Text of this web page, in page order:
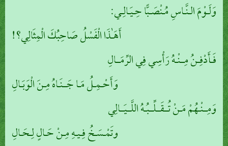
وَلَـوْمَ الـنَّـاسِ مُـنْصَـبًّا حِـيَـالِـي:
أَهَـٰذَا الْفَسْلُ صَاحِبُكَ الْمِثَالِي؟!
فَـأَدْفِـنُ مِــنْـهُ رَأْسِي فِي الرِّمَــالِ
وَأَحْـمِـلُ مَـا جَــنَـاهُ مِـنَ الْوَبَـالِ
وَمِــنْـهُمْ مَـنْ تُــقَــلِّــبُـهُ اللَّــيَــالِي
وتَمْـسَـخُ فِـيـهِ مِـنْ حَـالٍ لِـحَـالِ